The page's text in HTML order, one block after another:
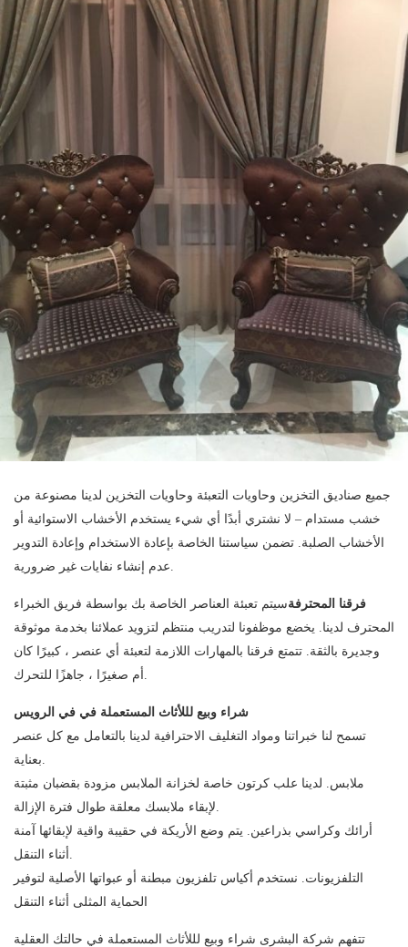
جميع صناديق التخزين وحاويات التعبئة وحاويات التخزين لدينا مصنوعة من
خشب مستدام – لا نشتري أبدًا أي شيء يستخدم الأخشاب الاستوائية أو
الأخشاب الصلبة. تضمن سياستنا الخاصة بإعادة الاستخدام وإعادة التدوير
فرقنا المحترفةسيتم تعبئة العناصر الخاصة بك بواسطة فريق الخبراء
المحترف لدينا. يخضع موظفونا لتدريب منتظم لتزويد عملائنا بخدمة موثوقة
وجديرة بالثقة. تتمتع فرقنا بالمهارات اللازمة لتعبئة أي عنصر ، كبيرًا كان
شراء وبيع لللأثاث المستعملة في في الرويس
تسمح لنا خبراتنا ومواد التغليف الاحترافية لدينا بالتعامل مع كل عنصر
ملابس. لدينا علب كرتون خاصة لخزانة الملابس مزودة بقضبان مثبتة
أرائك وكراسي بذراعين. يتم وضع الأريكة في حقيبة واقية لإبقائها آمنة
التلفزيونات. نستخدم أكياس تلفزيون مبطنة أو عبواتها الأصلية لتوفير
الحماية المثلى أثناء التنقل
تتفهم شركة البشرى شراء وبيع لللأثاث المستعملة في حالتك العقلية